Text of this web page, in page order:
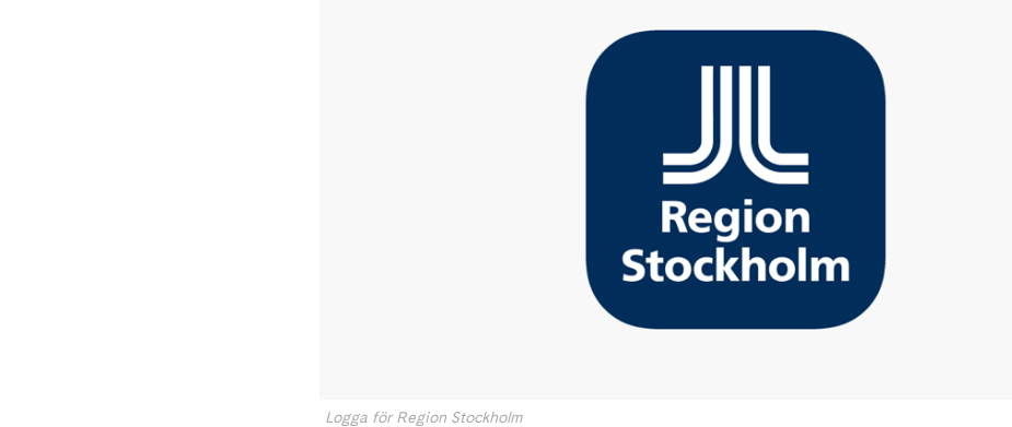
Logga för Region Stockholm